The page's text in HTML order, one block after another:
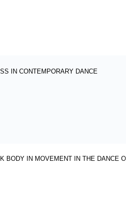
IN CONTEMPORARY DANCE
BODY IN MOVEMENT IN THE DANCE